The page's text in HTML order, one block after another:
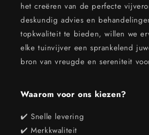
het creëren van de perfecte
deskundig advies en
topkwaliteit te bieden, willen we
elke tuinvijver een sprankelend
bron van vreugde en sereniteit
Waarom voor ons kiezen?
✔️ Snelle levering
✔️ Merkkwaliteit